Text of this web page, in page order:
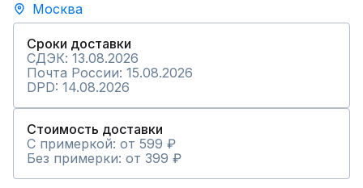
Москва
Сроки доставки
СДЭК: 13.08.2026
Почта России: 15.08.2026
DPD: 14.08.2026
Стоимость доставки
С примеркой: от 599 ₽
Без примерки: от 399 ₽